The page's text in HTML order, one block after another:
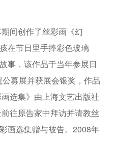
间创作了丝彩画《幻
在节日里手捧彩色玻璃
事，该作品于当年参展日
募展并获展会银奖，作品
选集》由上海文艺出版社
往原告家中拜访并请教丝
画选集赠与被告。2008年